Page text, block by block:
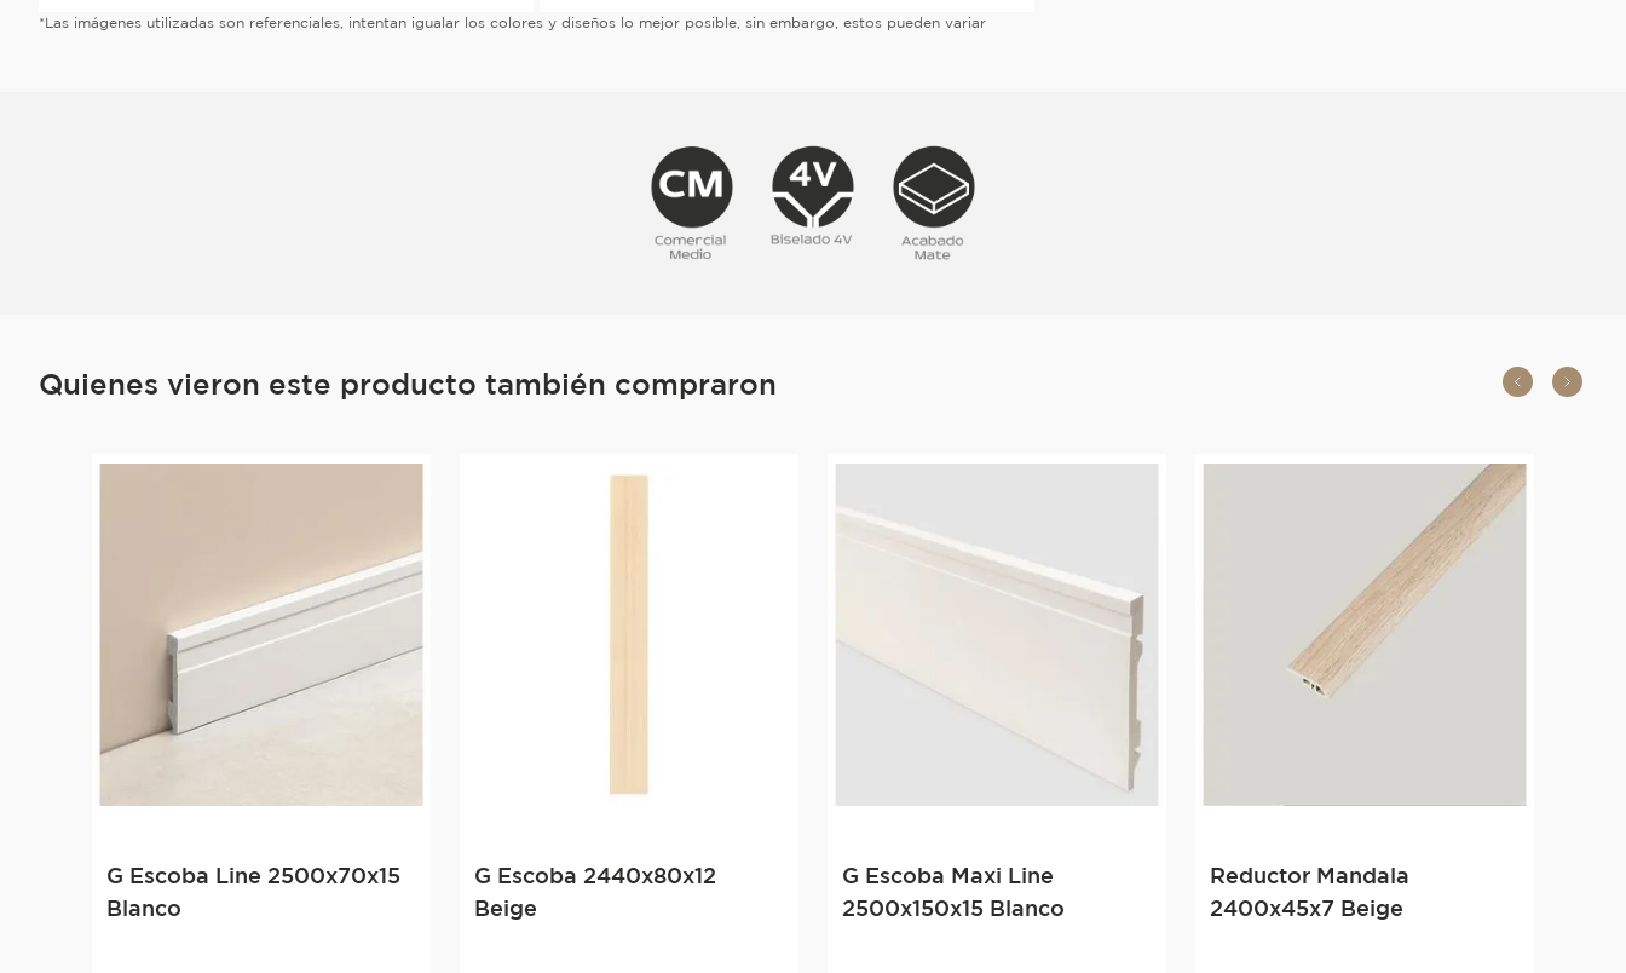
*Las imágenes utilizadas son referenciales, intentan igualar los colores y diseños lo mejor posible, sin embargo, estos pueden variar
Quienes vieron este producto también compraron
G Escoba Line 2500x70x15
Blanco
G Escoba 2440x80x12
Beige
G Escoba Maxi Line
2500x150x15 Blanco
Reductor Mandala
2400x45x7 Beige